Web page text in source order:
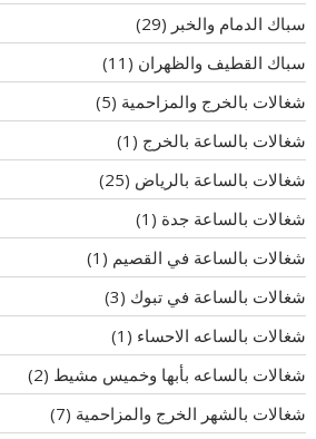
سباك الدمام والخبر (29)
سباك القطيف والظهران (11)
شغالات بالخرج والمزاحمية (5)
شغالات بالساعة بالخرج (1)
شغالات بالساعة بالرياض (25)
شغالات بالساعة جدة (1)
شغالات بالساعة في القصيم (1)
شغالات بالساعة في تبوك (3)
شغالات بالساعه الاحساء (1)
شغالات بالساعه بأبها وخميس مشيط (2)
شغالات بالشهر الخرج والمزاحمية (7)